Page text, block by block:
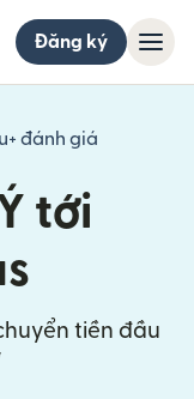
Đăng ký
đánh giá
tới
tiền đầu